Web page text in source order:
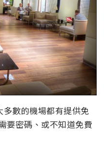
數的機場都有提供免
要密碼、或不知道免費